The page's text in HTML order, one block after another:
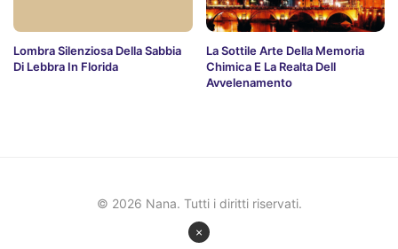
Lombra Silenziosa Della Sabbia
Di Lebbra In Florida
La Sottile Arte Della Memoria
Chimica E La Realta Dell
Avvelenamento
×
© 2026 Nana. Tutti i diritti riservati.